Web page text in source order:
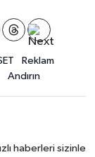
Eğitim
Seferberliği
Yolda Sıcak
Reklam
Andırın
haberleri sizinle